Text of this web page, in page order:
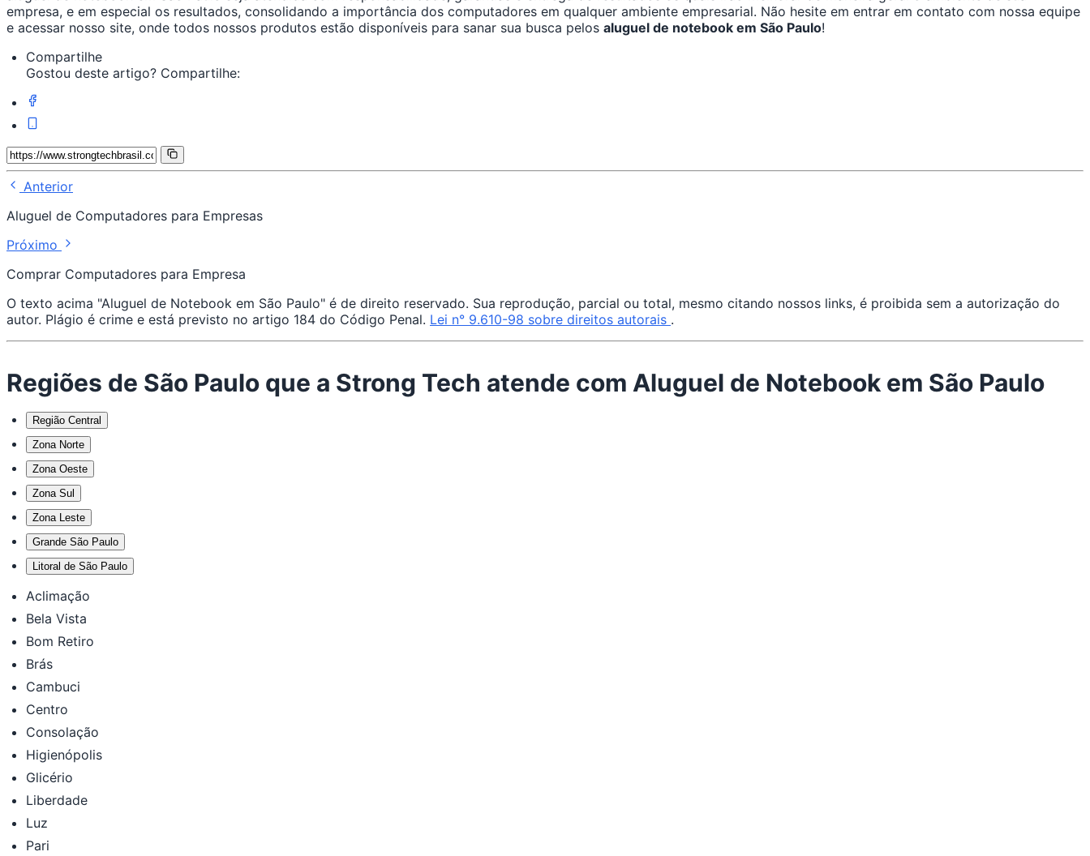
empresa, e em especial os resultados, consolidando a importância dos computadores em qualquer ambiente empresarial. Não hesite em entrar em contato com nossa equipe
e acessar nosso site, onde todos nossos produtos estão disponíveis para sanar sua busca pelos aluguel de notebook em São Paulo!
Compartilhe
Gostou deste artigo? Compartilhe:
Anterior
Aluguel de Computadores para Empresas
Próximo
Comprar Computadores para Empresa
O texto acima "Aluguel de Notebook em São Paulo" é de direito reservado. Sua reprodução, parcial ou total, mesmo citando nossos links, é proibida sem a autorização do
autor. Plágio é crime e está previsto no artigo 184 do Código Penal. Lei n° 9.610-98 sobre direitos autorais .
Regiões de São Paulo que a Strong Tech atende com Aluguel de Notebook em São Paulo
Região Central
Zona Norte
Zona Oeste
Zona Sul
Zona Leste
Grande São Paulo
Litoral de São Paulo
Aclimação
Bela Vista
Bom Retiro
Brás
Cambuci
Centro
Consolação
Higienópolis
Glicério
Liberdade
Luz
Pari